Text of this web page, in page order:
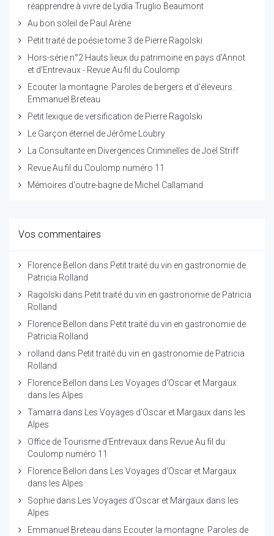
réapprendre à vivre de Lydia Truglio Beaumont
Au bon soleil de Paul Arène
Petit traité de poésie tome 3 de Pierre Ragolski
Hors-série n°2 Hauts lieux du patrimoine en pays d'Annot
et d'Entrevaux - Revue Au fil du Coulomp
Ecouter la montagne. Paroles de bergers et d'éleveurs.
Emmanuel Breteau
Petit lexique de versification de Pierre Ragolski
Le Garçon éternel de Jérôme Loubry
La Consultante en Divergences Criminelles de Joël Striff
Revue Au fil du Coulomp numéro 11
Mémoires d'outre-bagne de Michel Callamand
Vos commentaires
Florence Bellon dans Petit traité du vin en gastronomie de
Patricia Rolland
Ragolski dans Petit traité du vin en gastronomie de Patricia
Rolland
Florence Bellon dans Petit traité du vin en gastronomie de
Patricia Rolland
rolland dans Petit traité du vin en gastronomie de Patricia
Rolland
Florence Bellon dans Les Voyages d'Oscar et Margaux
dans les Alpes
Tamarra dans Les Voyages d'Oscar et Margaux dans les
Alpes
Office de Tourisme d'Entrevaux dans Revue Au fil du
Coulomp numéro 11
Florence Bellon dans Les Voyages d'Oscar et Margaux
dans les Alpes
Sophie dans Les Voyages d'Oscar et Margaux dans les
Alpes
Emmanuel Breteau dans Ecouter la montagne. Paroles de